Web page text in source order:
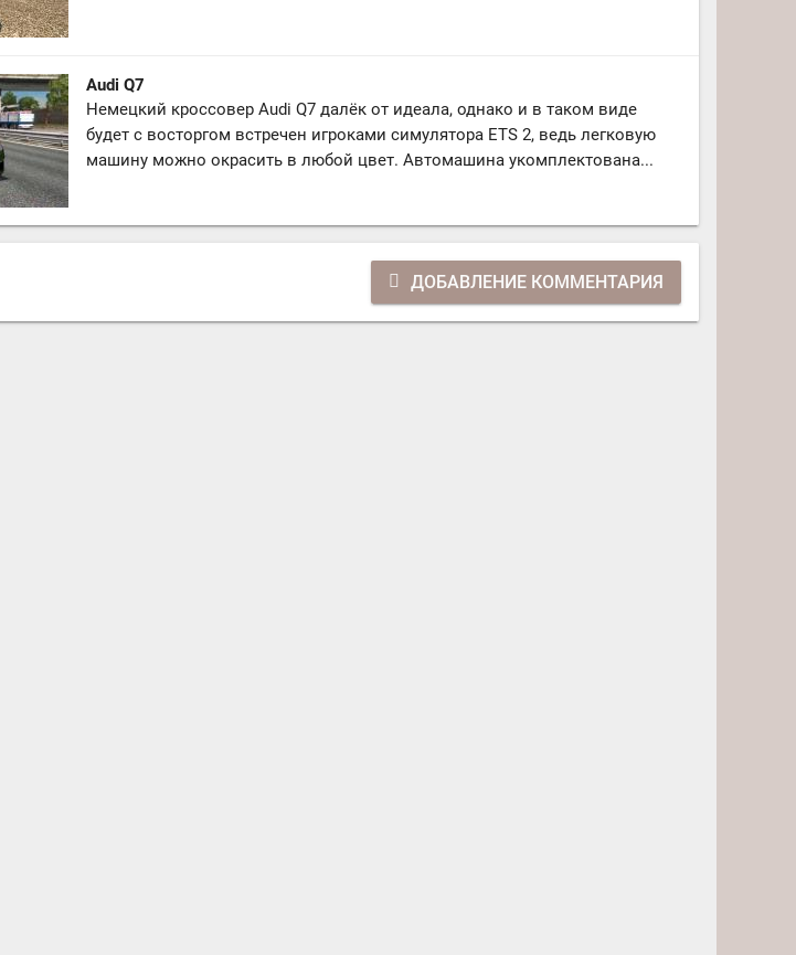
Audi Q7
Немецкий кроссовер Audi Q7 далёк от идеала, однако и в таком виде
будет с восторгом встречен игроками симулятора ETS 2, ведь легковую
машину можно окрасить в любой цвет. Автомашина укомплектована...
ДОБАВЛЕНИЕ КОММЕНТАРИЯ